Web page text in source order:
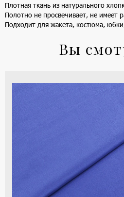
Плотная ткань из натурального
Полотно не просвечивает, не имеет
Подходит для жакета, костюма,
Вы